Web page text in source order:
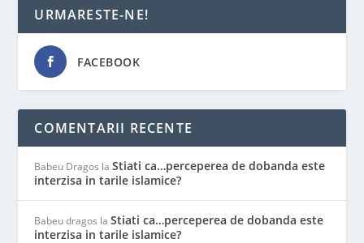
URMARESTE-NE!
FACEBOOK
COMENTARII RECENTE
Babeu Dragos laStiati ca…perceperea de dobanda este
interzisa in tarile islamice?
Babeu dragos laStiati ca…perceperea de dobanda este
interzisa in tarile islamice?